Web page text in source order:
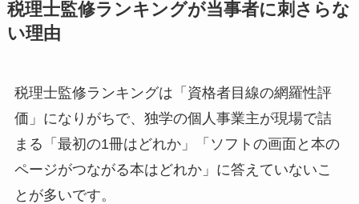
税理士監修ランキングが当事者に刺さらな
い理由
税理士監修ランキングは「資格者目線の網羅性評
価」になりがちで、独学の個人事業主が現場で詰
まる「最初の1冊はどれか」「ソフトの画面と本の
ページがつながる本はどれか」に答えていないこ
とが多いです。